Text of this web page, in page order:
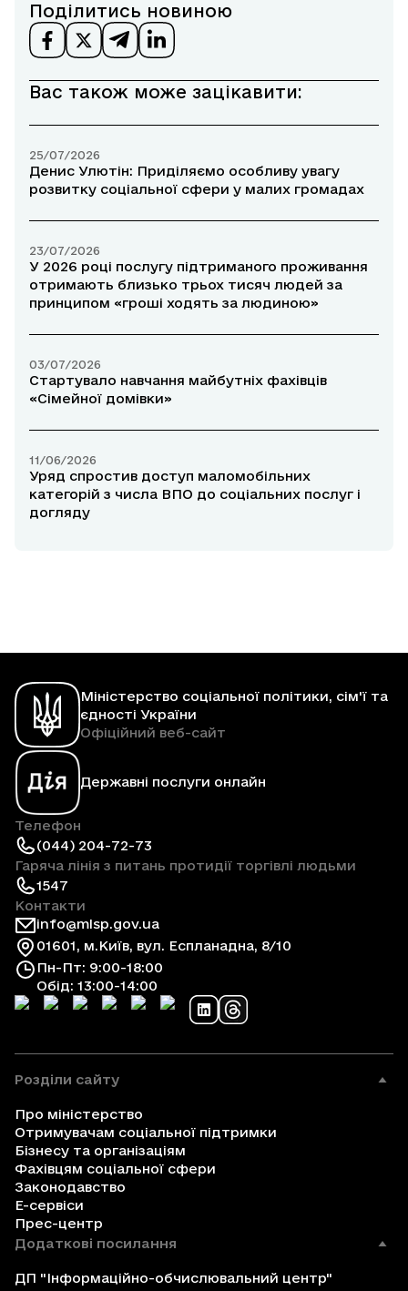
Поділитись новиною
Вас також може зацікавити:
25/07/2026
Денис Улютін: Приділяємо особливу увагу
розвитку соціальної сфери у малих громадах
23/07/2026
У 2026 році послугу підтриманого проживання
отримають близько трьох тисяч людей за
принципом «гроші ходять за людиною»
03/07/2026
Стартувало навчання майбутніх фахівців
«Сімейної домівки»
11/06/2026
Уряд спростив доступ маломобільних
категорій з числа ВПО до соціальних послуг і
догляду
Міністерство соціальної політики, сім'ї та
єдності України
Офіційний веб-сайт
Державні послуги онлайн
Телефон
(044) 204-72-73
Гаряча лінія з питань протидії торгівлі людьми
1547
Контакти
info@mlsp.gov.ua
01601, м.Київ, вул. Еспланадна, 8/10
Пн-Пт: 9:00-18:00
Обід: 13:00-14:00
Розділи сайту
Про міністерство
Отримувачам соціальної підтримки
Бізнесу та організаціям
Фахівцям соціальної сфери
Законодавство
Е-сервіси
Прес-центр
Додаткові посилання
ДП "Інформаційно-обчислювальний центр"